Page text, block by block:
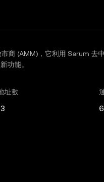
商 (AMM)，它利用 Serum 去
功能。
址數